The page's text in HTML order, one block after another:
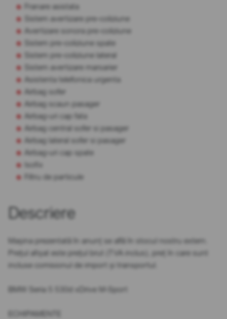
Franare asistata
Sistem avertizare pre-coliziune
Avertizare sonora pre-coliziune
Sistem pre-coliziune spate
Sistem pre-coliziune lateral
Sistem avertizare marsarier
Asistenta telefonica urgenta
Airbag sofer
Airbag scaun pasager
Airbag-uri cap fata
Airbag central sofer si pasager
Airbag lateral sofer si pasager
Airbag-uri cap spate
Isofix
Filtru de particule
Descriere
Mașina prezentată în anunț se află în stocul nostru extern.
Prețul afișat este prețul brut (TVA inclus), preț în care sunt
incluse comisionul de import și transportul.
BMW Seria 5 530d xDrive M-Sport
ECHIPAMENTE